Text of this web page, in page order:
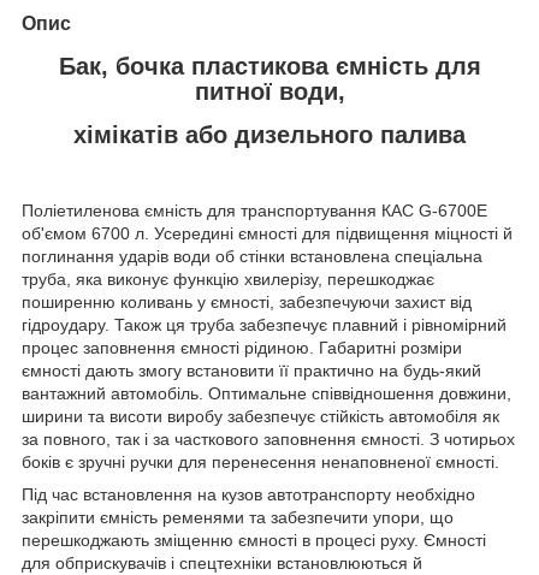
Опис
Бак, бочка пластикова ємність для
питної води,
хімікатів або дизельного палива
Поліетиленова ємність для транспортування КАС G-6700Е
об'ємом 6700 л. Усередині ємності для підвищення міцності й
поглинання ударів води об стінки встановлена спеціальна
труба, яка виконує функцію хвилерізу, перешкоджає
поширенню коливань у ємності, забезпечуючи захист від
гідроудару. Також ця труба забезпечує плавний і рівномірний
процес заповнення ємності рідиною. Габаритні розміри
ємності дають змогу встановити її практично на будь-який
вантажний автомобіль. Оптимальне співвідношення довжини,
ширини та висоти виробу забезпечує стійкість автомобіля як
за повного, так і за часткового заповнення ємності. З чотирьох
боків є зручні ручки для перенесення ненаповненої ємності.
Під час встановлення на кузов автотранспорту необхідно
закріпити ємність ременями та забезпечити упори, що
перешкоджають зміщенню ємності в процесі руху. Ємності
для обприскувачів і спецтехніки встановлюються й